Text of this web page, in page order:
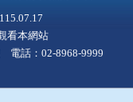
看本網站
電話：02-8968-9999